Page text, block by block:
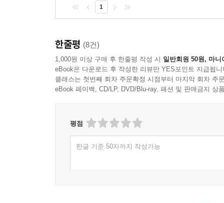
1
한줄평 (8건)
1,000원 이상 구매 후 한줄평 작성 시 일반회원 50원, 마니
eBook은 다운로드 후 작성한 리뷰만 YES포인트 지급됩니
클래스는 첫번째 회차 주문확정 시점부터 마지막 회차 주
eBook 페이백, CD/LP, DVD/Blu-ray, 패션 및 판매금지 상
평점
한글 기준 50자까지 작성가능